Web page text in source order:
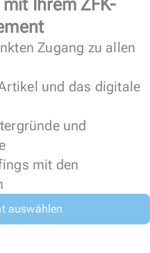
Ihrem ZFK-
Zugang zu allen
und das digitale
und
mit den
auswählen